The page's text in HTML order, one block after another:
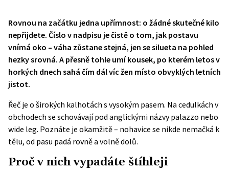
Rovnou na začátku jedna upřímnost: o žádné skutečné kilo
nepřijdete. Číslo v nadpisu je čistě o tom, jak postavu
vnímá oko – váha zůstane stejná, jen se silueta na pohled
hezky srovná. A přesně tohle umí kousek, po kterém letos v
horkých dnech sahá čím dál víc žen místo obvyklých letních
jistot.
Řeč je o širokých kalhotách s vysokým pasem. Na cedulkách v
obchodech se schovávají pod anglickými názvy palazzo nebo
wide leg. Poznáte je okamžitě – nohavice se nikde nemačká k
tělu, od pasu padá rovně a volně dolů.
Proč v nich vypadáte štíhleji